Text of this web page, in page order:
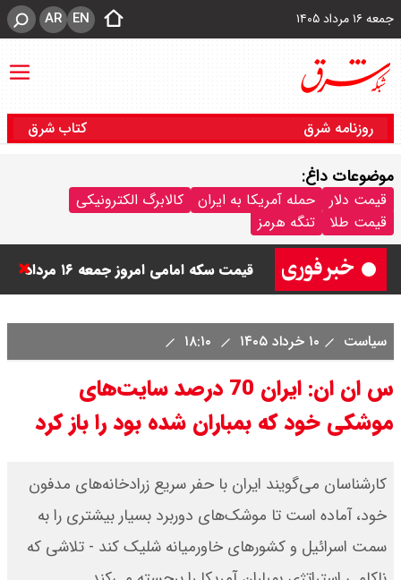
جمعه ۱۶ مرداد ۱۴۰۵ EN
AR
روزنامه شرق کتاب شرق
موضوعات داغ:
قیمت دلار حمله آمریکا به ایران
کالابرگ الکترونیکی
قیمت طلا
تنگه هرمز ۱۴۰۵ اعلام شد + جدول
قیمت سکه امامی امروز جمعه ۱۶ مرداد
۱۴۰۵/ صعود طلا ادامه‌دار شد
قیمت طلا ۱۸ عیار امروز جمعه ۱۶ مرداد
۱۴۰۵ اعلام شد/ طلا بر مدار صعود
قیمت نفت امروز جمعه ۱۶ مرداد ۱۴۰۵
/ نفت صعودی شد + جدول
سیاست ۱۰ خرداد ۱۴۰۵
س ان ان: ایران 70 درصد سایت‌های
موشکی خود که بمباران شده بود را باز کرد
کارشناسان می‌گویند ایران با حفر سریع زرادخانه‌های مدفون
خود، آماده است تا موشک‌های دوربرد بسیار بیشتری را به
سمت اسرائیل و کشورهای خاورمیانه شلیک کند - تلاشی که